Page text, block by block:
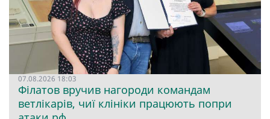
07.08.2026 18:03
Філатов вручив нагороди командам
ветлікарів, чиї клініки працюють попри